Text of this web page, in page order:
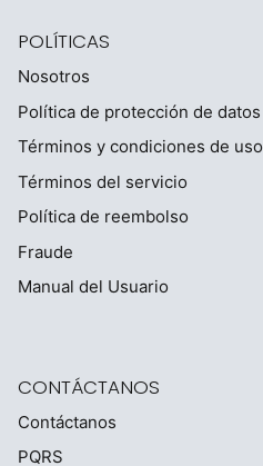
POLÍTICAS
Nosotros
Política de protección de datos
Términos y condiciones de uso
Términos del servicio
Política de reembolso
Fraude
Manual del Usuario
CONTÁCTANOS
Contáctanos
PQRS